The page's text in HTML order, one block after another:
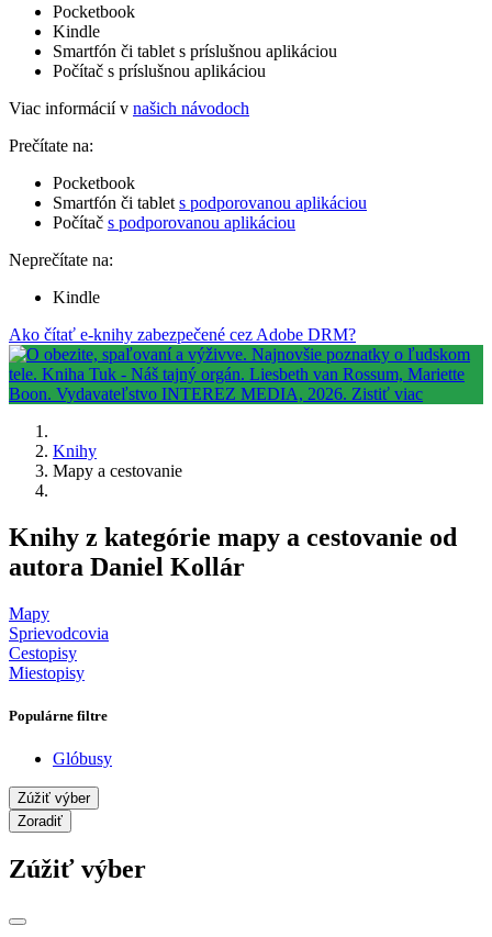
Pocketbook
Kindle
Smartfón či tablet s príslušnou aplikáciou
Počítač s príslušnou aplikáciou
Viac informácií v našich návodoch
Prečítate na:
Pocketbook
Smartfón či tablet s podporovanou aplikáciou
Počítač s podporovanou aplikáciou
Neprečítate na:
Kindle
Ako čítať e-knihy zabezpečené cez Adobe DRM?
Knihy
Mapy a cestovanie
Knihy z kategórie mapy a cestovanie od
autora Daniel Kollár
Mapy
Sprievodcovia
Cestopisy
Miestopisy
Populárne filtre
Glóbusy
Zúžiť výber
Zoradiť
Zúžiť výber